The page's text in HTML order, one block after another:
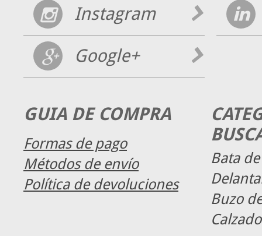
Instagram
Google+
GUIA DE COMPRA
Formas de pago
Métodos de envío
Política de devoluciones
Bata
Buzo